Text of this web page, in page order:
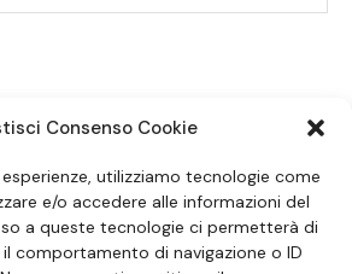
Consenso Cookie
utilizziamo tecnologie come
e/o accedere alle informazioni del
a queste tecnologie ci permetterà di
comportamento di navigazione o ID
SEGUICI SUI SOCIAL